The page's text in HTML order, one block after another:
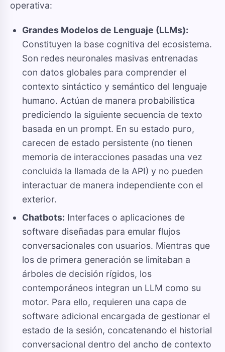
operativa:
Grandes Modelos de Lenguaje (LLMs):
Constituyen la base cognitiva del ecosistema.
Son redes neuronales masivas entrenadas
con datos globales para comprender el
contexto sintáctico y semántico del lenguaje
humano. Actúan de manera probabilística
prediciendo la siguiente secuencia de texto
basada en un prompt. En su estado puro,
carecen de estado persistente (no tienen
memoria de interacciones pasadas una vez
concluida la llamada de la API) y no pueden
interactuar de manera independiente con el
exterior.
Chatbots: Interfaces o aplicaciones de
software diseñadas para emular flujos
conversacionales con usuarios. Mientras que
los de primera generación se limitaban a
árboles de decisión rígidos, los
contemporáneos integran un LLM como su
motor. Para ello, requieren una capa de
software adicional encargada de gestionar el
estado de la sesión, concatenando el historial
conversacional dentro del ancho de contexto